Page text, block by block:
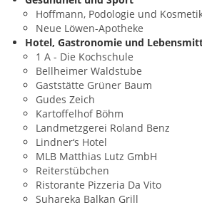
Hoffmann, Podologie und
Neue Löwen-Apotheke
Hotel, Gastronomie und
1 A - Die Kochschule
Bellheimer Waldstube
Gaststätte Grüner Baum
Gudes Zeich
Kartoffelhof Böhm
Landmetzgerei Roland Benz
Lindner‘s Hotel
MLB Matthias Lutz GmbH
Reiterstübchen
Ristorante Pizzeria Da Vito
Suhareka Balkan Grill